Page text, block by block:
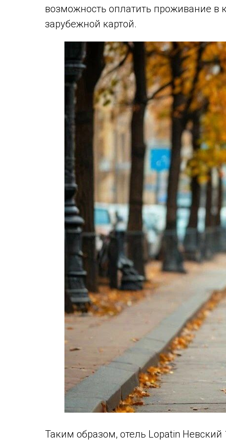
возможность оплатить проживание в
зарубежной картой.
Таким образом, отель Lopatin